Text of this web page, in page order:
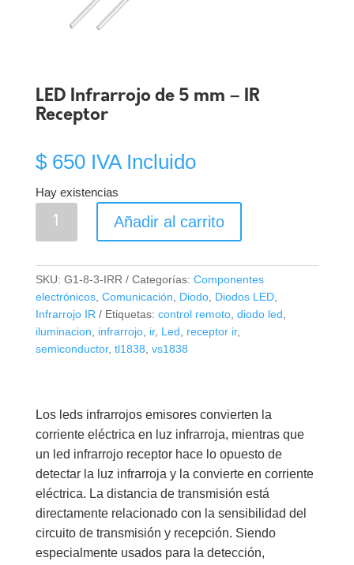
LED Infrarrojo de 5 mm – IR
Receptor
$650 IVA Incluido
Hay existencias
LED
mm
-
IR
Receptor
Añadir al carrito
SKU: G1-8-3-IRR Categorías: Componentes
electrónicos, Comunicación, Diodo, Diodos LED,
Infrarrojo IR
Etiquetas: control remoto, diodo led,
iluminacion, infrarrojo, ir, Led, receptor ir,
semiconductor, tl1838, vs1838
Los leds infrarrojos emisores convierten la
corriente eléctrica en luz infrarroja, mientras que
un led infrarrojo receptor hace lo opuesto de
detectar la luz infrarroja y la convierte en corriente
eléctrica. La distancia de transmisión está
directamente relacionado con la sensibilidad del
circuito de transmisión y recepción. Siendo
especialmente usados para la detección,